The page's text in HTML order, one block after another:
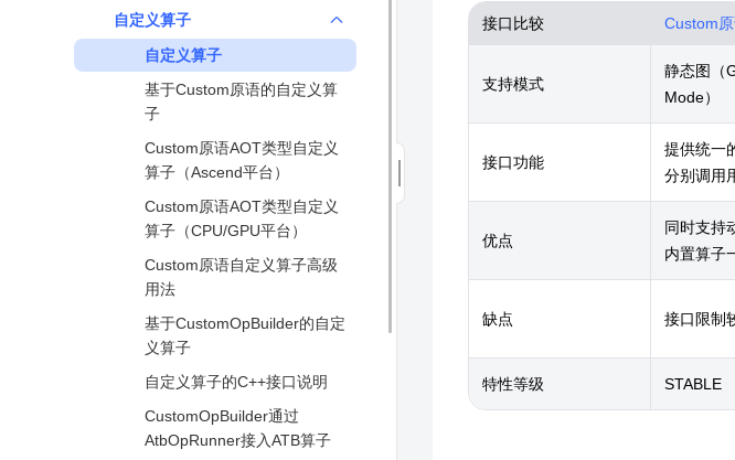
保存与加载
Graph Mode加速
图模式-编程技巧
自定义融合策略
优化器并行
流水线并行
分布式高阶配置案例
Dump功能调试
特征值检测
Ascend性能调优
报错分析
DryRun
自定义算子
自定义算子
基于Custom原语的自定义算
子
Custom原语AOT类型自定义
算子（Ascend平台）
Custom原语AOT类型自定义
算子（CPU/GPU平台）
Custom原语自定义算子高级
用法
基于CustomOpBuilder的自定
义算子
自定义算子的C++接口说明
CustomOpBuilder通过
AtbOpRunner接入ATB算子
接口比较 Custom
支持模式
静态图（
Mode）
接口功能
提供统一
分别调用
优点
同时支持
内置算子
缺点 接口限制
特性等级 STABLE